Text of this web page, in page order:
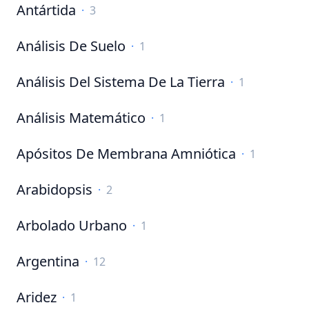
Antártida · 3
Análisis De Suelo · 1
Análisis Del Sistema De La Tierra · 1
Análisis Matemático · 1
Apósitos De Membrana Amniótica · 1
Arabidopsis · 2
Arbolado Urbano · 1
Argentina · 12
Aridez · 1